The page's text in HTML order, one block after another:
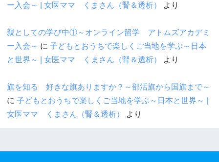
ー入会～ | 女医ママ くまさん（腎＆透析）
より
親としての学び中①～オンライン留学 アトムズアカデミ
ー入会～ に 子どもとおうちで楽しくご当地を学ぶ～日本
と世界～ | 女医ママ くまさん（腎＆透析）
より
旗を知る 好きな旗ありますか？～部活旗から国旗まで～
に 子どもとおうちで楽しくご当地を学ぶ～日本と世界～ |
女医ママ くまさん（腎＆透析）
より